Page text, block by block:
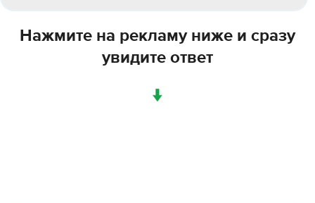
Нажмите на рекламу ниже и сразу
увидите ответ
↓